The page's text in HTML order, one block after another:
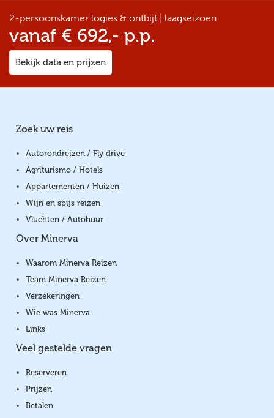
2-persoonskamer logies & ontbijt | laagseizoen
vanaf € 692,- p.p.
Bekijk data en prijzen
Zoek uw reis
Autorondreizen / Fly drive
Agriturismo / Hotels
Appartementen / Huizen
Wijn en spijs reizen
Vluchten / Autohuur
Over Minerva
Waarom Minerva Reizen
Team Minerva Reizen
Verzekeringen
Wie was Minerva
Links
Veel gestelde vragen
Reserveren
Prijzen
Betalen